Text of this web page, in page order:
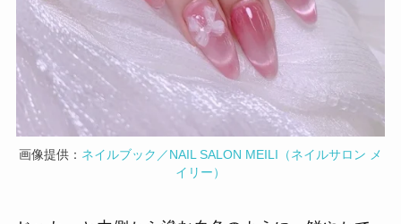
画像提供： ネイルブック／NAIL SALON MEILI（ネイルサロン メ
イリー）